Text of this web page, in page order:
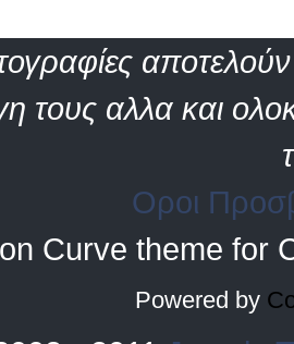
αποτελούν
τους αλλα και
Οροι
Curve theme for
Powered by